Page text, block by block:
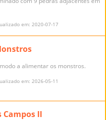
em: 2020-07-17
a alimentar os monstros.
em: 2026-05-11
Campos II